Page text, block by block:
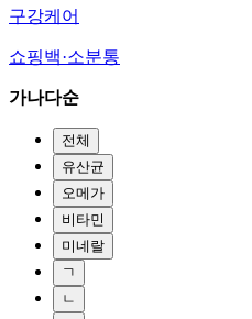
구강케어
쇼핑백·소분통
가나다순
전체
유산균
오메가
비타민
미네랄
ㄱ
ㄴ